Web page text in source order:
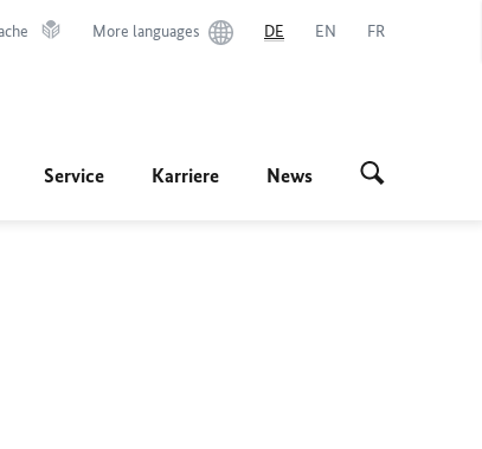
More languages DE EN FR
Service Karriere News